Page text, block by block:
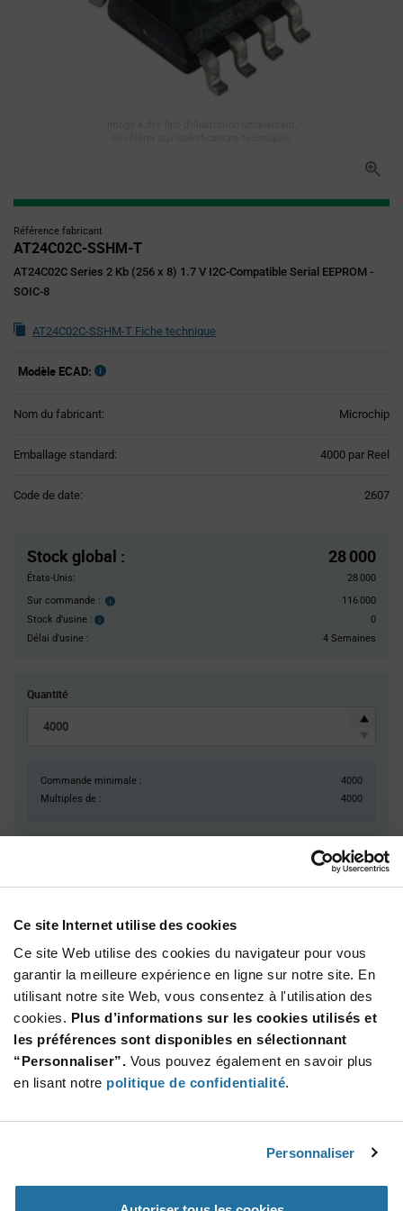
Ce site Internet utilise des cookies
Ce site Web utilise des cookies du navigateur pour vous
garantir la meilleure expérience en ligne sur notre site. En
utilisant notre site Web, vous consentez à l'utilisation des
cookies. Plus d’informations sur les cookies utilisés et
les préférences sont disponibles en sélectionnant
“Personnaliser”. Vous pouvez également en savoir plus
en lisant notre politique de confidentialité.
Personnaliser
Référence fabricant
AT24C02C-SSHM-T
AT24C02C Series 2 Kb (256 x 8) 1.7 V I2C-Compatible Serial EEPROM -
SOIC-8
AT24C02C-SSHM-T Fiche technique
Modèle ECAD:
Nom du fabricant: Microchip
Emballage standard: 4000 par Reel
Code de date: 2607
Stock global : 28 000
États-Unis:
28 000
Sur commande : Order
inventroy
116 000
Stock d'usine :
Stock
0
Délai d'usine :
4 Semaines
Quantité
Commande minimale :
4000
Multiples de :
4000
600,00 $
USD
Quantité Prix unitaire
4 000+ $0.15
Product
Variant
Emballages disponibles
Qté: 4 000+ / Prix unitaire: $0.15 / Stock: 28 000